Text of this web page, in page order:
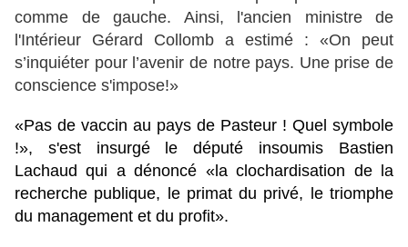
comme de gauche. Ainsi, l'ancien ministre de
l'Intérieur Gérard Collomb a estimé : «On peut
s’inquiéter pour l’avenir de notre pays. Une prise de
conscience s'impose!»
«Pas de vaccin au pays de Pasteur ! Quel symbole
!», s'est insurgé le député insoumis Bastien
Lachaud qui a dénoncé «la clochardisation de la
recherche publique, le primat du privé, le triomphe
du management et du profit».